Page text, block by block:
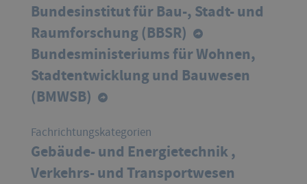
Bundesinstitut für Bau-, Stadt- und
Raumforschung (BBSR)
Bundesministeriums für Wohnen,
Stadtentwicklung und Bauwesen
(BMWSB)
Fachrichtungskategorien
Gebäude- und Energietechnik ,
Verkehrs- und Transportwesen